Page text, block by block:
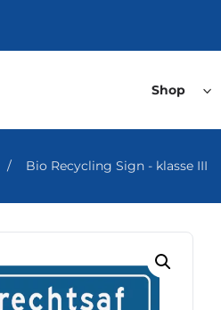
Shop
/ Bio Recycling Sign - klasse III